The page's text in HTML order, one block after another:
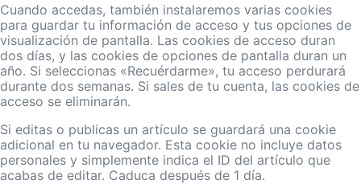
Cuando accedas, también instalaremos varias cookies
para guardar tu información de acceso y tus opciones de
visualización de pantalla. Las cookies de acceso duran
dos días, y las cookies de opciones de pantalla duran un
año. Si seleccionas «Recuérdarme», tu acceso perdurará
durante dos semanas. Si sales de tu cuenta, las cookies de
acceso se eliminarán.
Si editas o publicas un artículo se guardará una cookie
adicional en tu navegador. Esta cookie no incluye datos
personales y simplemente indica el ID del artículo que
acabas de editar. Caduca después de 1 día.